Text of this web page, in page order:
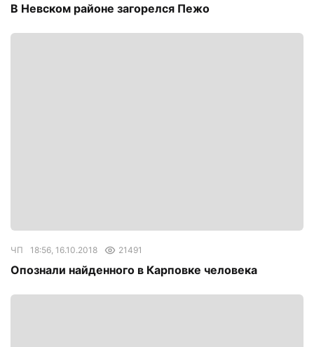
В Невском районе загорелся Пежо
ЧП 18:56, 16.10.2018 21491
Опознали найденного в Карповке человека